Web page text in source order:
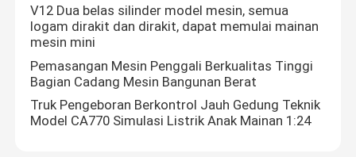
V12 Dua belas silinder model mesin, semua
logam dirakit dan dirakit, dapat memulai mainan
mesin mini
Pemasangan Mesin Penggali Berkualitas Tinggi
Bagian Cadang Mesin Bangunan Berat
Truk Pengeboran Berkontrol Jauh Gedung Teknik
Model CA770 Simulasi Listrik Anak Mainan 1:24